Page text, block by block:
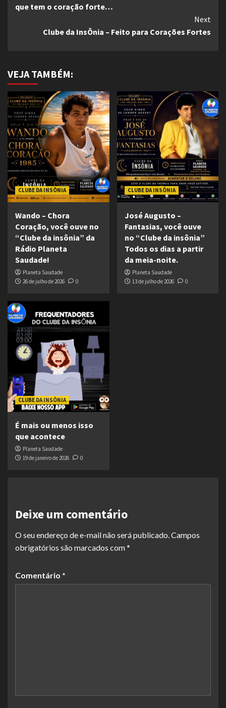
que tem o coração forte…
Next
Clube da InsÔnia – Feito para Corações Fortes
VEJA TAMBÉM:
CLUBE DA INSÔNIA
Wando – Chora
Coração, você ouve no
“Clube da insônia” da
Rádio Planeta
Saudade!
Planeta Saudade
26 de julho de 2026
0
CLUBE DA INSÔNIA
José Augusto –
Fantasias, você ouve
no “Clube da insônia”
Todos os dias a partir
da meia-noite.
Planeta Saudade
13 de julho de 2026
0
CLUBE DA INSÔNIA
É mais ou menos isso
que acontece
Planeta Saudade
19 de janeiro de 2026
0
Deixe um comentário
O seu endereço de e-mail não será publicado.Campos
obrigatórios são marcados com*
Comentário *